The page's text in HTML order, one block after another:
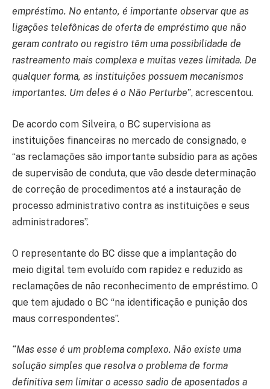
empréstimo. No entanto, é importante observar que as
ligações telefônicas de oferta de empréstimo que não
geram contrato ou registro têm uma possibilidade de
rastreamento mais complexa e muitas vezes limitada. De
qualquer forma, as instituições possuem mecanismos
importantes. Um deles é o Não Perturbe”, acrescentou.
De acordo com Silveira, o BC supervisiona as
instituições financeiras no mercado de consignado, e
“as reclamações são importante subsídio para as ações
de supervisão de conduta, que vão desde determinação
de correção de procedimentos até a instauração de
processo administrativo contra as instituições e seus
administradores”.
O representante do BC disse que a implantação do
meio digital tem evoluído com rapidez e reduzido as
reclamações de não reconhecimento de empréstimo. O
que tem ajudado o BC “na identificação e punição dos
maus correspondentes”.
“Mas esse é um problema complexo. Não existe uma
solução simples que resolva o problema de forma
definitiva sem limitar o acesso sadio de aposentados a